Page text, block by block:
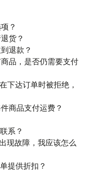
？
货？
退款？
品，是否仍需要支付
下达订单时被拒绝，
商品支付运费？
系？
现故障，我应该怎么
提供折扣？